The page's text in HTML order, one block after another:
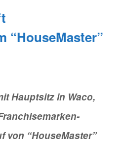
“HouseMaster”
Hauptsitz in Waco,
von “HouseMaster”